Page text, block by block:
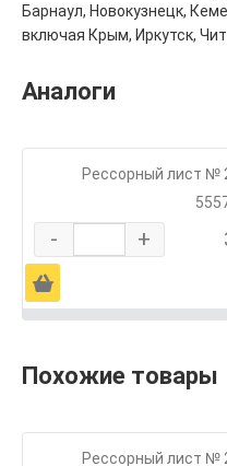
Барнаул, Новокузнецк,
включая Крым, Иркутск,
Аналоги
Рессорный лист №
- +
Ä
Похожие товары
Рессорный лист №